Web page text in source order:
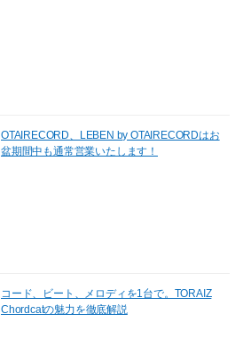
OTAIRECORD、LEBEN by OTAIRECORDはお
盆期間中も通常営業いたします！
コード、ビート、メロディを1台で。TORAIZ
Chordcatの魅力を徹底解説